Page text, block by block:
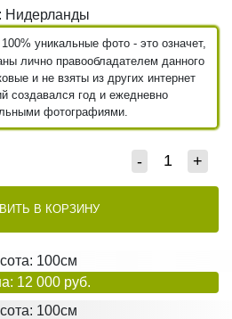
Нидерланды
100% уникальные фото - это означет,
лично правообладателем данного
и не взяты из других интернет
создавался год и ежедневно
фотографиями.
- +
В КОРЗИНУ
100см
12 000 руб.
100см